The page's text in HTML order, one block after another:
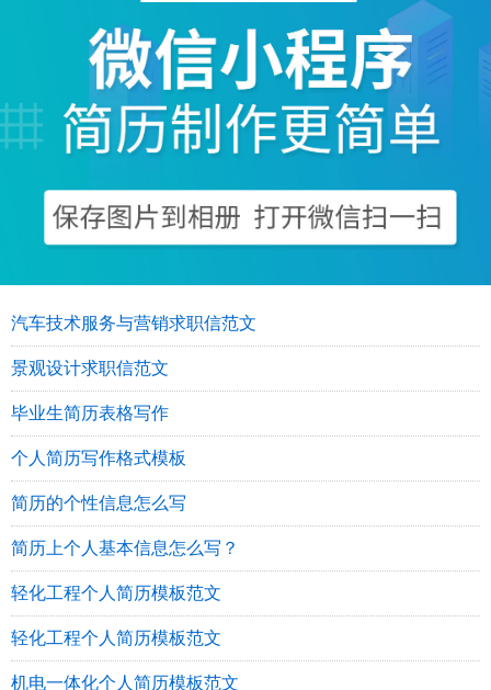
汽车技术服务与营销求职信范文
景观设计求职信范文
毕业生简历表格写作
个人简历写作格式模板
简历的个性信息怎么写
简历上个人基本信息怎么写？
轻化工程个人简历模板范文
轻化工程个人简历模板范文
机电一体化个人简历模板范文